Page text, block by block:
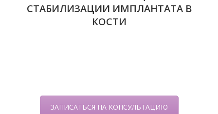
СТАБИЛИЗАЦИИ ИМПЛАНТАТА В
КОСТИ
ЗАПИСАТЬСЯ НА КОНСУЛЬТАЦИЮ